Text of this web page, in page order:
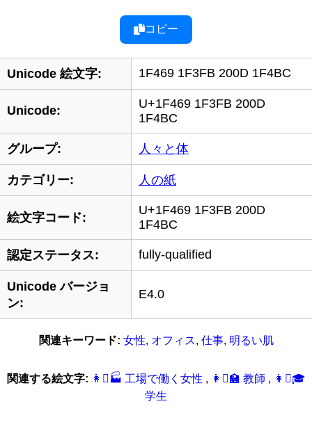
コピー
Unicode 絵文字: 1F469 1F3FB 200D 1F4BC
Unicode:
U+1F469 1F3FB 200D
1F4BC
グループ: 人々と体
カテゴリー: 人の紙
絵文字コード:
U+1F469 1F3FB 200D
1F4BC
認定ステータス: fully-qualified
Unicode バージョ
ン:
E4.0
関連キーワード: 女性, オフィス, 仕事, 明るい肌
関連する絵文字: 👩‍🏻‍‍‍🏭 工場で働く女性 , 👩‍🏻‍‍‍🏫 教師 , 👩‍🏻‍‍‍🎓
学生